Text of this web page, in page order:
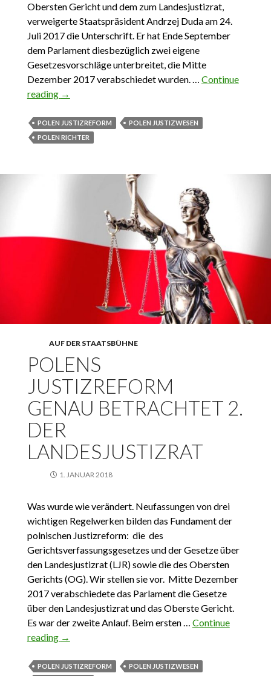
Obersten Gericht und dem zum Landesjustizrat,
verweigerte Staatspräsident Andrzej Duda am 24.
Juli 2017 die Unterschrift. Er hat Ende September
dem Parlament diesbezüglich zwei eigene
Gesetzesvorschläge unterbreitet, die Mitte
Dezember 2017 verabschiedet wurden. … Continue
reading Polens Justizreform genau betrachtet 1. Das
→
POLEN JUSTIZREFORM
POLEN JUSTIZWESEN
POLEN RICHTER
AUF DER STAATSBÜHNE
POLENS
JUSTIZREFORM
GENAU BETRACHTET 2.
DER
LANDESJUSTIZRAT
1. JANUAR 2018
Was wurde wie verändert. Neufassungen von drei
wichtigen Regelwerken bilden das Fundament der
polnischen Justizreform: die des
Gerichtsverfassungsgesetzes und der Gesetze über
den Landesjustizrat (LJR) sowie die des Obersten
Gerichts (OG). Wir stellen sie vor. Mitte Dezember
2017 verabschiedete das Parlament die Gesetze
über den Landesjustizrat und das Oberste Gericht.
Es war der zweite Anlauf. Beim ersten … Continue
reading Polens Justizreform genau betrachtet 2. Der
→
POLEN JUSTIZREFORM
POLEN JUSTIZWESEN